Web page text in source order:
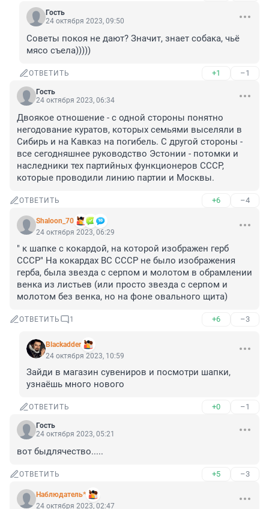
Гость
24 октября 2023, 09:50
Советы покоя не дают? Значит, знает собака, чьё
мясо съела)))))
ОТВЕТИТЬ +1 –1
Гость
24 октября 2023, 06:34
Двоякое отношение - с одной стороны понятно
негодование куратов, которых семьями выселяли в
Сибирь и на Кавказ на погибель. С другой стороны -
все сегодняшнее руководство Эстонии - потомки и
наследники тех партийных функционеров СССР,
которые проводили линию партии и Москвы.
ОТВЕТИТЬ +6 –4
Shaloon_70
24 октября 2023, 06:29
" к шапке с кокардой, на которой изображен герб
СССР" На кокардах ВС СССР не было изображения
герба, была звезда с серпом и молотом в обрамлении
венка из листьев (или просто звезда с серпом и
молотом без венка, но на фоне овального щита)
ОТВЕТИТЬ 1 +6 –3
Blackadder
24 октября 2023, 10:59
Зайди в магазин сувениров и посмотри шапки,
узнаёшь много нового
ОТВЕТИТЬ +0 –1
Гость
24 октября 2023, 05:21
вот быдлячество.....
ОТВЕТИТЬ +5 –3
Наблюдатель*
24 октября 2023, 02:47